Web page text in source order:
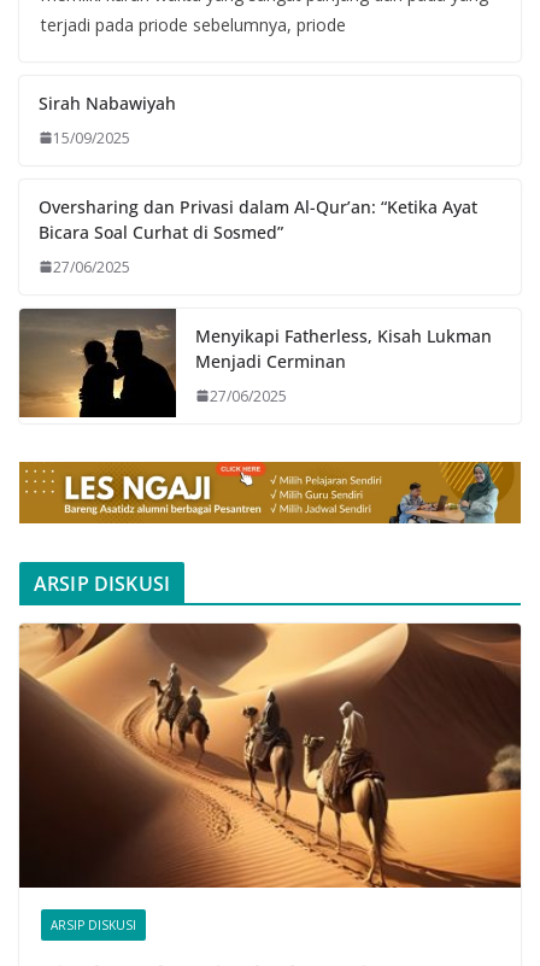
terjadi pada priode sebelumnya, priode
Sirah Nabawiyah
15/09/2025
Oversharing dan Privasi dalam Al-Qur’an: “Ketika Ayat
Bicara Soal Curhat di Sosmed”
27/06/2025
Menyikapi Fatherless, Kisah Lukman
Menjadi Cerminan
27/06/2025
ARSIP DISKUSI
ARSIP DISKUSI